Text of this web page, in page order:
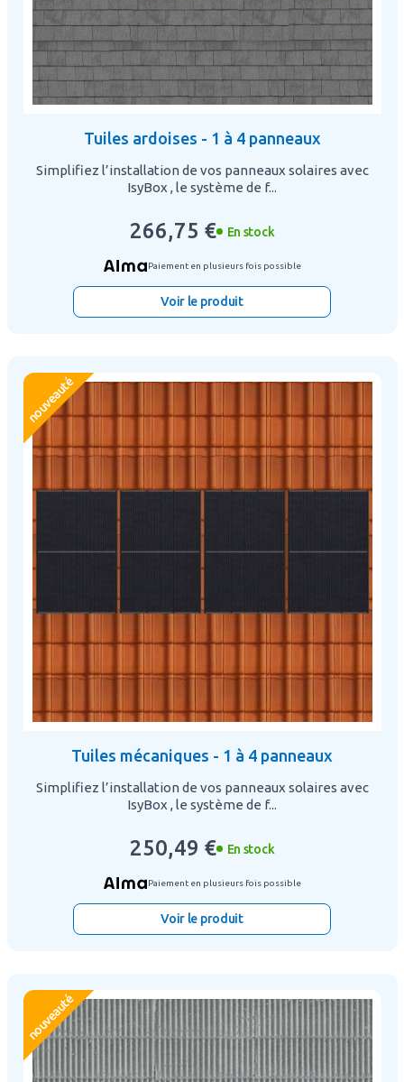
Tuiles ardoises - 1 à 4 panneaux
Simplifiez l’installation de vos panneaux solaires avec
IsyBox , le système de f...
266,75 € En stock
Paiement en plusieurs fois possible
Voir le produit
nouveauté
Tuiles mécaniques - 1 à 4 panneaux
Simplifiez l’installation de vos panneaux solaires avec
IsyBox , le système de f...
250,49 € En stock
Paiement en plusieurs fois possible
Voir le produit
nouveauté